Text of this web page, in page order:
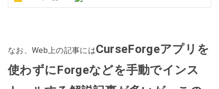
なお、Web上の記事にはCurseForgeアプリを
使わずにForgeなどを手動でインス